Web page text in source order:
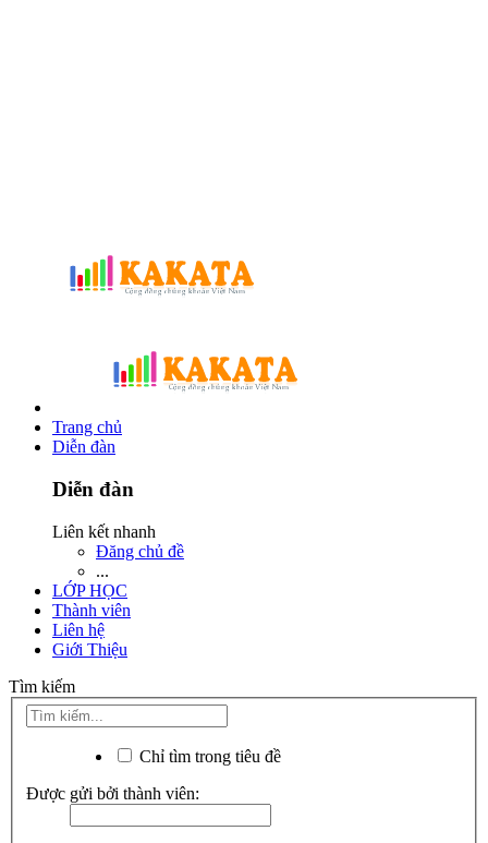
Trang chủ
Diễn đàn
Diễn đàn
Liên kết nhanh
Đăng chủ đề
...
LỚP HỌC
Thành viên
Liên hệ
Giới Thiệu
Tìm kiếm
Chỉ tìm trong tiêu đề
Được gửi bởi thành viên: